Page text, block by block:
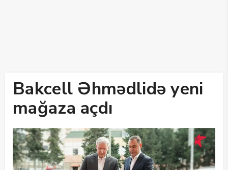
Bakcell Əhmədlidə yeni
mağaza açdı